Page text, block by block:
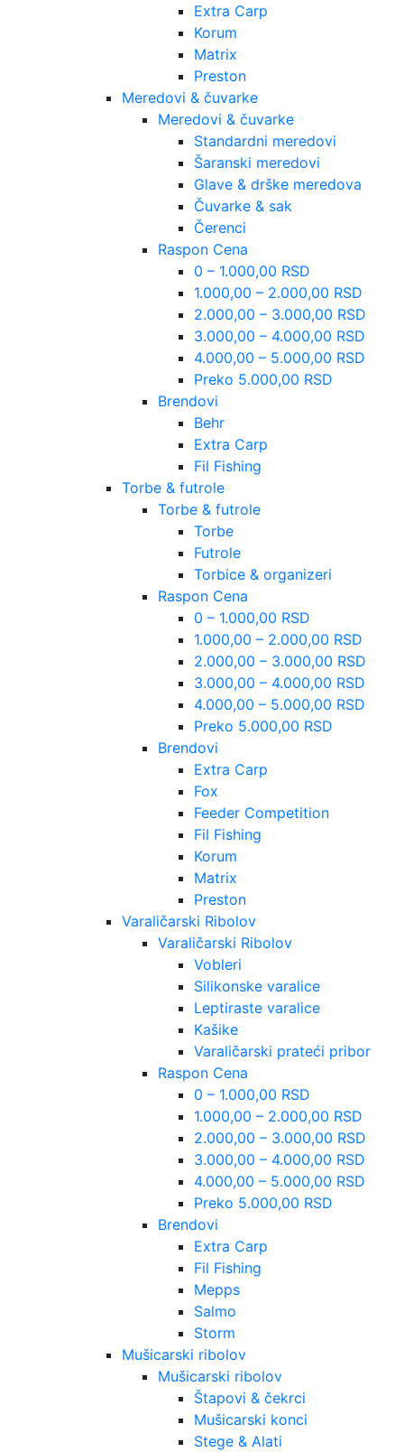
Extra Carp
Korum
Matrix
Preston
Meredovi & čuvarke
Meredovi & čuvarke
Standardni meredovi
Šaranski meredovi
Glave & drške meredova
Čuvarke & sak
Čerenci
Raspon Cena
0 – 1.000,00 RSD
1.000,00 – 2.000,00 RSD
2.000,00 – 3.000,00 RSD
3.000,00 – 4.000,00 RSD
4.000,00 – 5.000,00 RSD
Preko 5.000,00 RSD
Brendovi
Behr
Extra Carp
Fil Fishing
Torbe & futrole
Torbe & futrole
Torbe
Futrole
Torbice & organizeri
Raspon Cena
0 – 1.000,00 RSD
1.000,00 – 2.000,00 RSD
2.000,00 – 3.000,00 RSD
3.000,00 – 4.000,00 RSD
4.000,00 – 5.000,00 RSD
Preko 5.000,00 RSD
Brendovi
Extra Carp
Fox
Feeder Competition
Fil Fishing
Korum
Matrix
Preston
Varaličarski Ribolov
Varaličarski Ribolov
Vobleri
Silikonske varalice
Leptiraste varalice
Kašike
Varaličarski prateći pribor
Raspon Cena
0 – 1.000,00 RSD
1.000,00 – 2.000,00 RSD
2.000,00 – 3.000,00 RSD
3.000,00 – 4.000,00 RSD
4.000,00 – 5.000,00 RSD
Preko 5.000,00 RSD
Brendovi
Extra Carp
Fil Fishing
Mepps
Salmo
Storm
Mušicarski ribolov
Mušicarski ribolov
Štapovi & čekrci
Mušicarski konci
Stege & Alati